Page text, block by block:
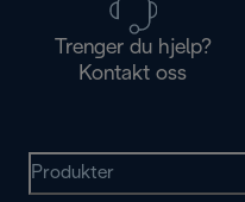
Trenger du hjelp?
Kontakt oss
Produkter